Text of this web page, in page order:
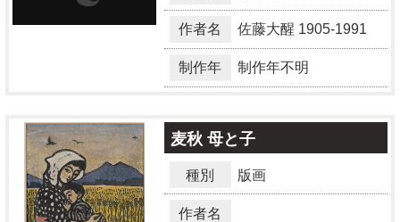
作者名 佐藤大醒 1905-1991
制作年 制作年不明
麦秋 母と子
種別 版画
作者名